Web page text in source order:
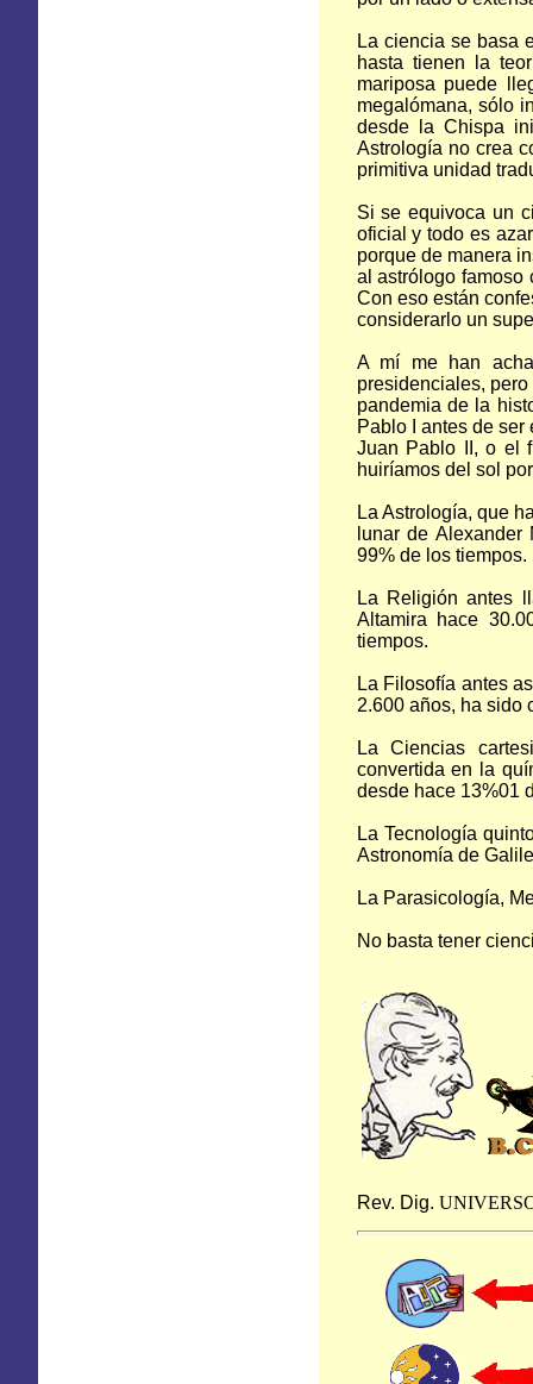
La ciencia se basa
hasta tienen la
mariposa puede
megalómana, sólo
desde la Chispa
Astrología no crea
primitiva unidad
Si se equivoca un
oficial y todo es
porque de manera
al astrólogo famoso
Con eso están
considerarlo un
A mí me han
presidenciales,
pandemia de la
Pablo I antes de
Juan Pablo II, o el
huiríamos del sol
La Astrología, que
lunar de
99% de los tiempos.
La Religión antes
Altamira hace
tiempos.
La Filosofía antes
2.600 años, ha sido
La Ciencias
convertida en la
desde hace 13%01
La Tecnología
Astronomía de
La Parasicología,
No basta tener
Rev. Dig.